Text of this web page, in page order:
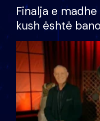
Finalja e
kush është
shtëpinë dhe
të fituar